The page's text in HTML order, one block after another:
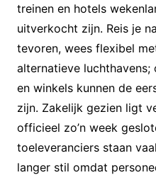
treinen en hotels
uitverkocht zijn. Reis je
tevoren, wees flexibel
alternatieve
en winkels kunnen de
zijn. Zakelijk gezien ligt
officieel zo’n week
toeleveranciers staan
langer stil omdat